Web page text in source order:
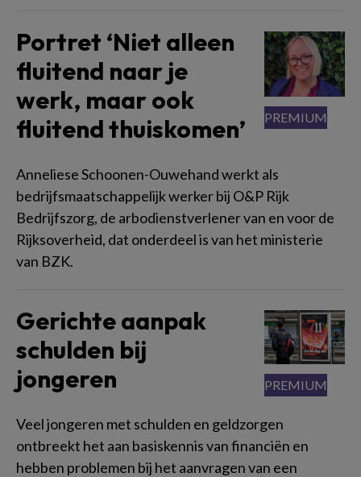
Portret ‘Niet alleen
fluitend naar je
werk, maar ook
fluitend thuiskomen’
Anneliese Schoonen-Ouwehand werkt als
bedrijfsmaatschappelijk werker bij O&P Rijk
Bedrijfszorg, de arbodienstverlener van en voor de
Rijksoverheid, dat onderdeel is van het ministerie
van BZK.
Gerichte aanpak
schulden bij
jongeren
Veel jongeren met schulden en geldzorgen
ontbreekt het aan basiskennis van financiën en
hebben problemen bij het aanvragen van een